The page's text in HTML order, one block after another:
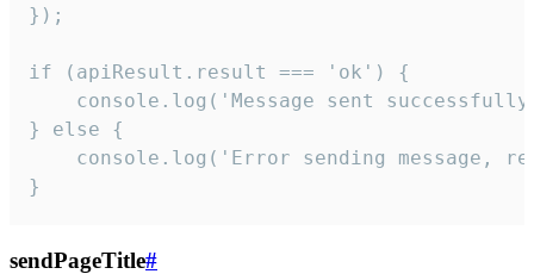
});
if (apiResult.result === 'ok') {
console.log('Message sent
} else {
console.log('Error sending message,
}
sendPageTitle#